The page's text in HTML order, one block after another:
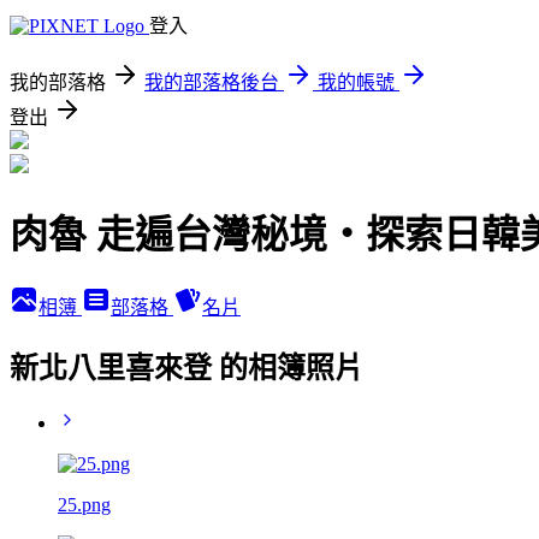
登入
我的部落格 我的部落格後台
我的帳號
登出
肉魯 走遍台灣秘境・探索日韓
相簿 部落格 名片
新北八里喜來登 的相簿照片
25.png